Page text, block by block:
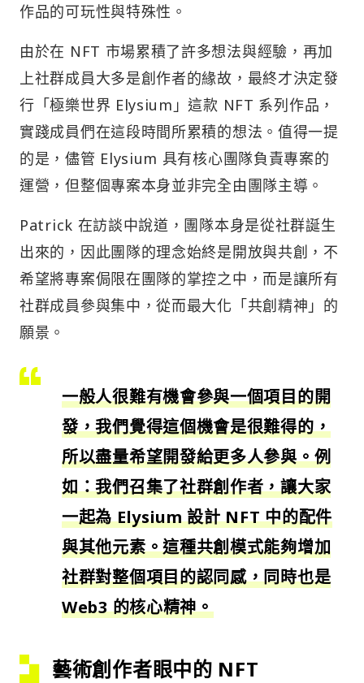
作品的可玩性與特殊性。
由於在 NFT 市場累積了許多想法與經驗，再加
上社群成員大多是創作者的緣故，最終才決定發
行「極樂世界 Elysium」這款 NFT 系列作品，
實踐成員們在這段時間所累積的想法。值得一提
的是，儘管 Elysium 具有核心團隊負責專案的
運營，但整個專案本身並非完全由團隊主導。
Patrick 在訪談中說道，團隊本身是從社群誕生
出來的，因此團隊的理念始終是開放與共創，不
希望將專案侷限在團隊的掌控之中，而是讓所有
社群成員參與集中，從而最大化「共創精神」的
願景。
一般人很難有機會參與一個項目的開
發，我們覺得這個機會是很難得的，
所以盡量希望開發給更多人參與。例
如：我們召集了社群創作者，讓大家
一起為 Elysium 設計 NFT 中的配件
與其他元素。這種共創模式能夠增加
社群對整個項目的認同感，同時也是
Web3 的核心精神。
藝術創作者眼中的 NFT